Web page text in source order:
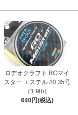
ロデオクラフト RCマイ
スター エステル #0.35号
（1.9lb）
640円(税込)